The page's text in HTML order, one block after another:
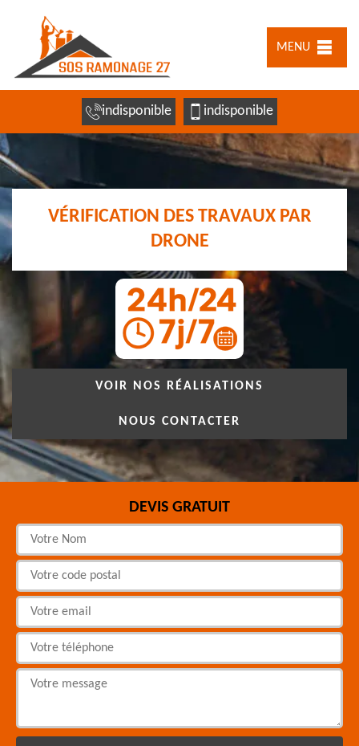
MENU
indisponible indisponible
VÉRIFICATION DES TRAVAUX PAR
DRONE
VOIR NOS RÉALISATIONS
NOUS CONTACTER
DEVIS GRATUIT